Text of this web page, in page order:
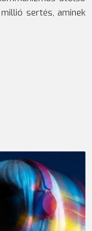
sertés, aminek